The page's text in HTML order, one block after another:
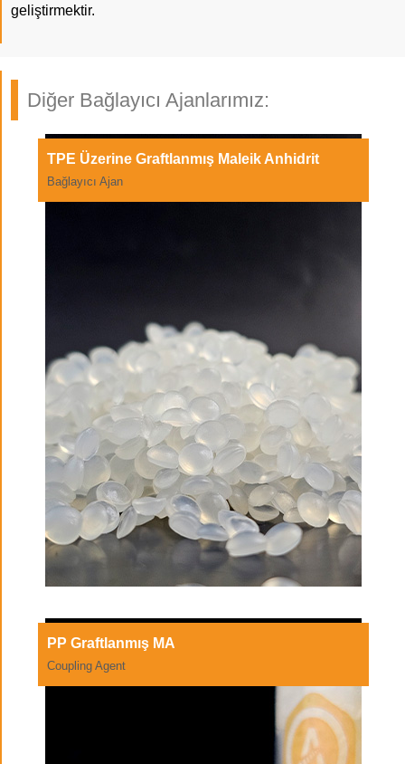
geliştirmektir.
Diğer Bağlayıcı Ajanlarımız:
TPE Üzerine Graftlanmış Maleik Anhidrit
Bağlayıcı Ajan
PP Graftlanmış MA
Coupling Agent